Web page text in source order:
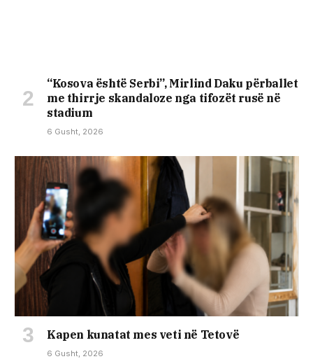
“Kosova është Serbi”, Mirlind Daku përballet
me thirrje skandaloze nga tifozët rusë në
stadium
6 Gusht, 2026
Kapen kunatat mes veti në Tetovë
6 Gusht, 2026